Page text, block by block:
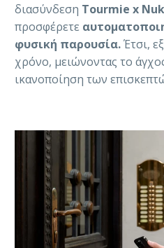
διασύνδεση Tourmie x
προσφέρετε
φυσική παρουσία.Έτσι,
χρόνο, μειώνοντας το
ικανοποίηση των